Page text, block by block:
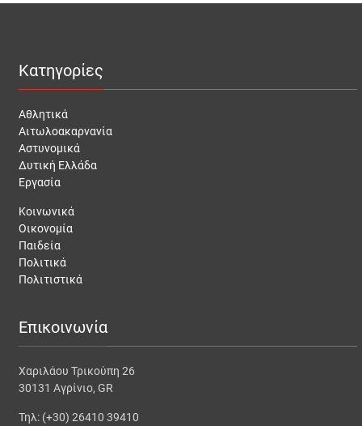
Κατηγορίες
Αθλητικά
Αιτωλοακαρνανία
Αστυνομικά
Δυτική Ελλάδα
Εργασία
Κοινωνικά
Οικονομία
Παιδεία
Πολιτικά
Πολιτιστικά
Επικοινωνία
Χαριλάου Τρικούπη 26
30131 Αγρίνιο, GR
Τηλ: (+30) 26410 39410